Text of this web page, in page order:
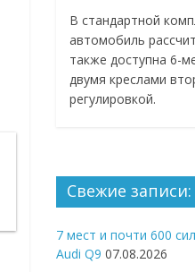
В стандартной
автомобиль
также доступна 6-
двумя креслами
регулировкой.
Свежие записи:
7 мест и почти 600
Audi Q9 07.08.2026